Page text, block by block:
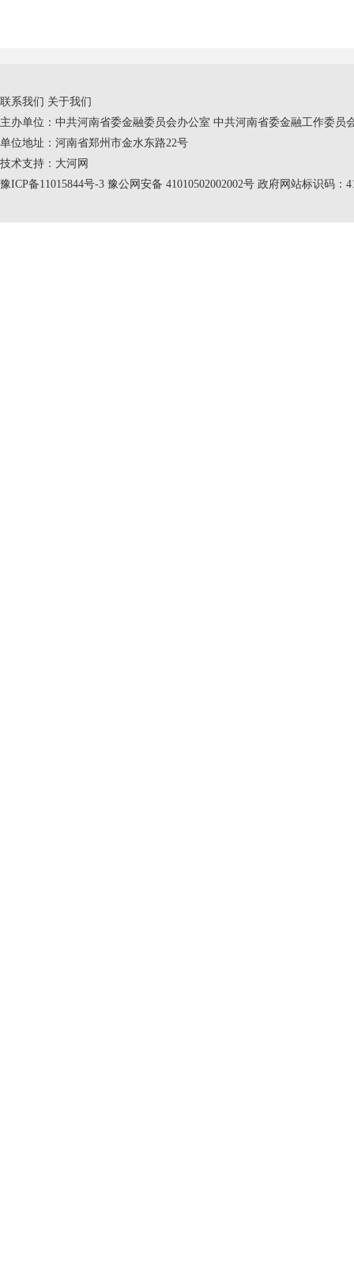
联系我们 关于我们
主办单位：中共河南省委金融委员会办公室 中共河南省委金融工作委员
单位地址：河南省郑州市金水东路22号
技术支持： 大河网
豫ICP备11015844号-3 豫公网安备 41010502002002号 政府网站标识码：